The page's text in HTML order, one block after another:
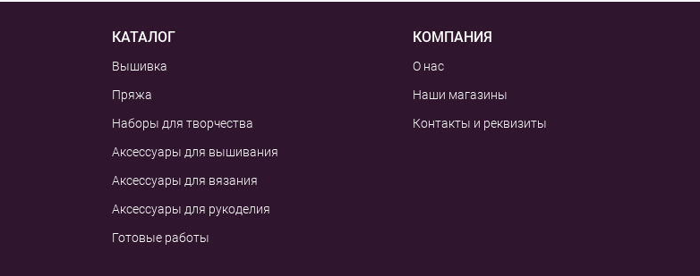
КАТАЛОГ
Вышивка
Пряжа
Наборы для творчества
Аксессуары для вышивания
Аксессуары для вязания
Аксессуары для рукоделия
Готовые работы
КОМПАНИЯ
О нас
Наши магазины
Контакты и реквизиты